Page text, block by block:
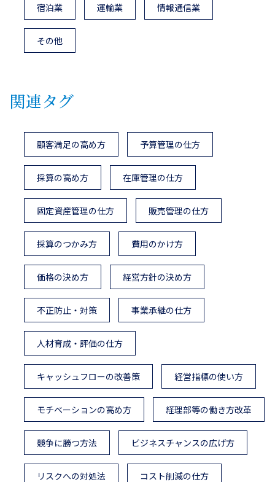
宿泊業 運輸業 情報通信業
その他
関連タグ
顧客満足の高め方 予算管理の仕方
採算の高め方 在庫管理の仕方
固定資産管理の仕方 販売管理の仕方
採算のつかみ方 費用のかけ方
価格の決め方 経営方針の決め方
不正防止・対策 事業承継の仕方
人材育成・評価の仕方
キャッシュフローの改善策 経営指標の使い方
モチベーションの高め方 経理部等の働き方改革
競争に勝つ方法 ビジネスチャンスの広げ方
リスクへの対処法 コスト削減の仕方